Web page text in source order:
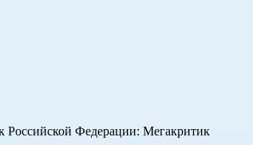
Российской Федерации: Мегакритик